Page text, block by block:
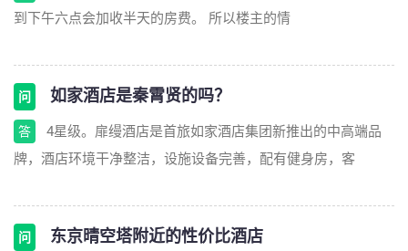
到下午六点会加收半天的房费。 所以楼主的情
问 如家酒店是秦霄贤的吗？
答
4星级。扉缦酒店是首旅如家酒店集团新推出的中高端品
牌，酒店环境干净整洁，设施设备完善，配有健身房，客
问 东京晴空塔附近的性价比酒店